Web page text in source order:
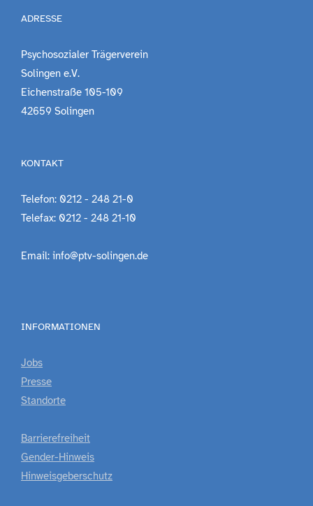
ADRESSE
Psychosozialer Trägerverein
Solingen e.V.
Eichenstraße 105-109
42659 Solingen
KONTAKT
Telefon: 0212 - 248 21-0
Telefax: 0212 - 248 21-10
Email: info@ptv-solingen.de
INFORMATIONEN
Jobs
Presse
Standorte
Barrierefreiheit
Gender-Hinweis
Hinweisgeberschutz